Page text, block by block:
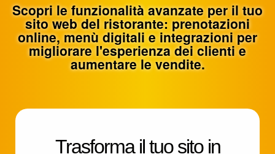
Scopri le funzionalità avanzate per il tuo
sito web del ristorante: prenotazioni
online, menù digitali e integrazioni per
migliorare l'esperienza dei clienti e
aumentare le vendite.
Trasforma il tuo sito in